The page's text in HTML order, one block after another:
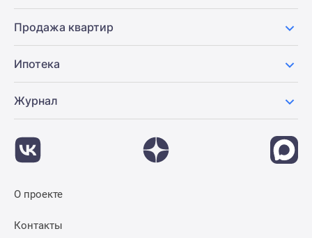
Продажа квартир
Ипотека
Журнал
О проекте
Контакты